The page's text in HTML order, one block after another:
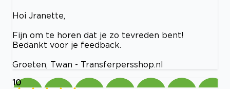
Hoi Jranette,
Fijn om te horen dat je zo tevreden bent!
Bedankt voor je feedback.
Groeten, Twan - Transferpersshop.nl
10